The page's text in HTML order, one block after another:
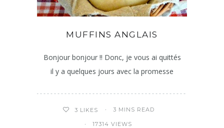
MUFFINS ANGLAIS
Bonjour bonjour !! Donc, je vous ai quittés
il y a quelques jours avec la promesse
3 LIKES 3 MINS READ
17314 VIEWS